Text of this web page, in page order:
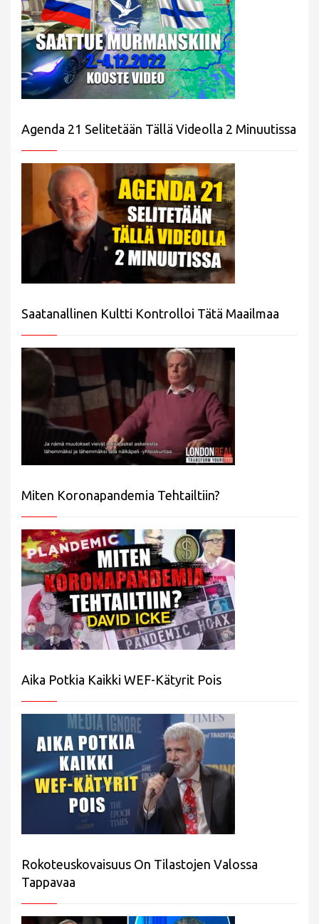
Agenda 21 Selitetään Tällä Videolla 2 Minuutissa
Saatanallinen Kultti Kontrolloi Tätä Maailmaa
Miten Koronapandemia Tehtailtiin?
Aika Potkia Kaikki WEF-Kätyrit Pois
Rokoteuskovaisuus On Tilastojen Valossa
Tappavaa